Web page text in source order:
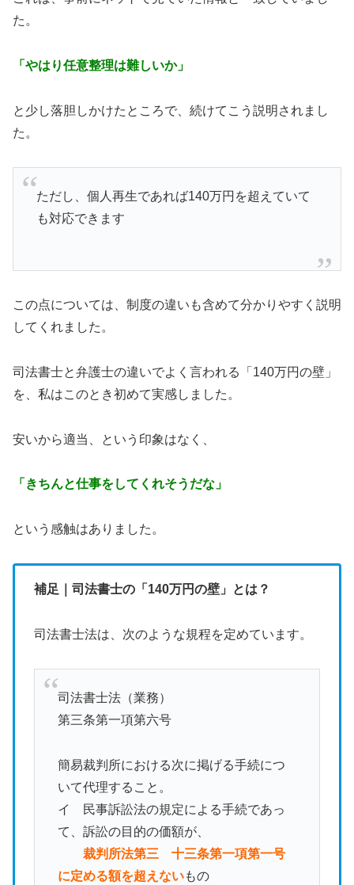
た。
「やはり任意整理は難しいか」
と少し落胆しかけたところで、続けてこう説明されまし
た。
ただし、個人再生であれば140万円を超えていて
も対応できます
この点については、制度の違いも含めて分かりやすく説明
してくれました。
司法書士と弁護士の違いでよく言われる「140万円の壁」
を、私はこのとき初めて実感しました。
安いから適当、という印象はなく、
「きちんと仕事をしてくれそうだな」
という感触はありました。
補足｜ 司法書士の「140万円の壁」とは？
司法書士法は、次のような規程を定めています。
司法書士法（業務）
第三条第一項第六号
簡易裁判所における次に掲げる手続につ
いて代理すること。
イ 民事訴訟法の規定による手続であっ
て、訴訟の目的の価額が、
裁判所法第三 十三条第一項第一号
に定める額を超えないもの